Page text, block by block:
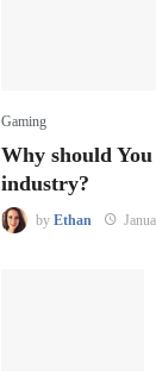
Gaming
Why should
industry?
by Ethan